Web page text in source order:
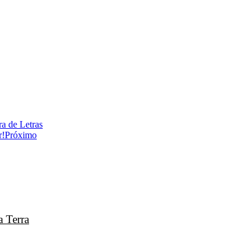
de Letras
Próximo
Terra